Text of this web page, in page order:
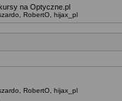
na Optyczne.pl
RobertO hijax_pl
RobertO hijax_pl